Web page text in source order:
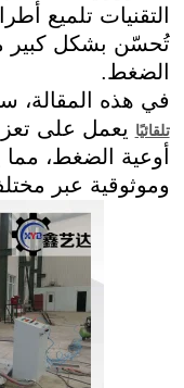
التقنيات تلميع
تُحسّن بشكل كبير
الضغط.
في هذه
تلقائيًا يعمل على
أوعية الضغط،
وموثوقية عبر